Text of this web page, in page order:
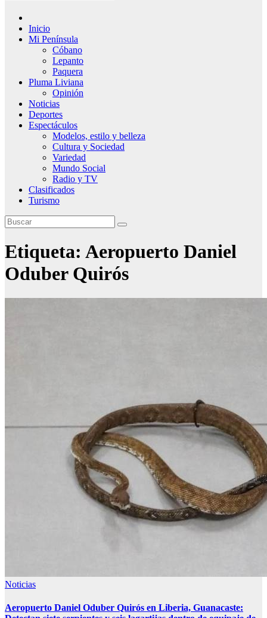
Inicio
Mi Península
Cóbano
Lepanto
Paquera
Pluma Liviana
Opinión
Noticias
Deportes
Espectáculos
Modelos, estilo y belleza
Cultura y Sociedad
Variedad
Mundo Social
Radio y TV
Clasificados
Turismo
Etiqueta: Aeropuerto Daniel
Oduber Quirós
Noticias
Aeropuerto Daniel Oduber Quirós en Liberia, Guanacaste: